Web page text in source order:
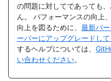
の問題に対してであっても
ん。 パフォーマンスの向上
向上を図るために、 最新バ
ーバーにアップグレードし
するヘルプについては、
い合わせください。